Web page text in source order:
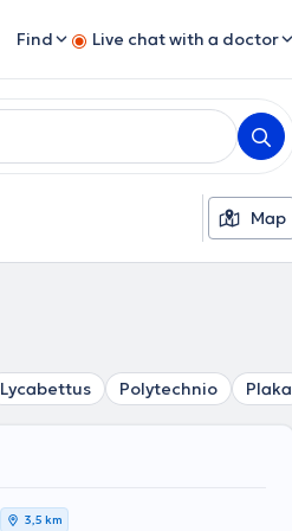
Find Live chat with a doctor
Map
Lycabettus Polytechnio Plaka
3,5 km